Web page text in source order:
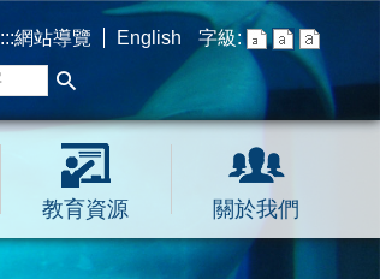
:::網站導覽 English
字級:
教育資源 關於我們